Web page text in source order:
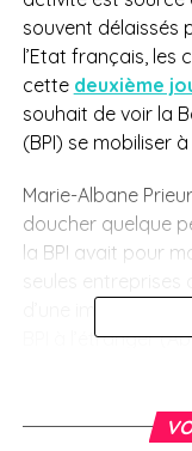
souvent délaissés
l’Etat français, les
cette deuxième
souhait de voir la
(BPI) se mobiliser
Marie-Albane
doucher quelque
la BPI avait pour
d’une
BPI à l’étranger
Singapour, New
de la crise, mais